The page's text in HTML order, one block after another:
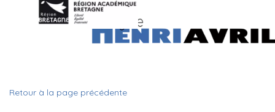
Retour à la page précédente